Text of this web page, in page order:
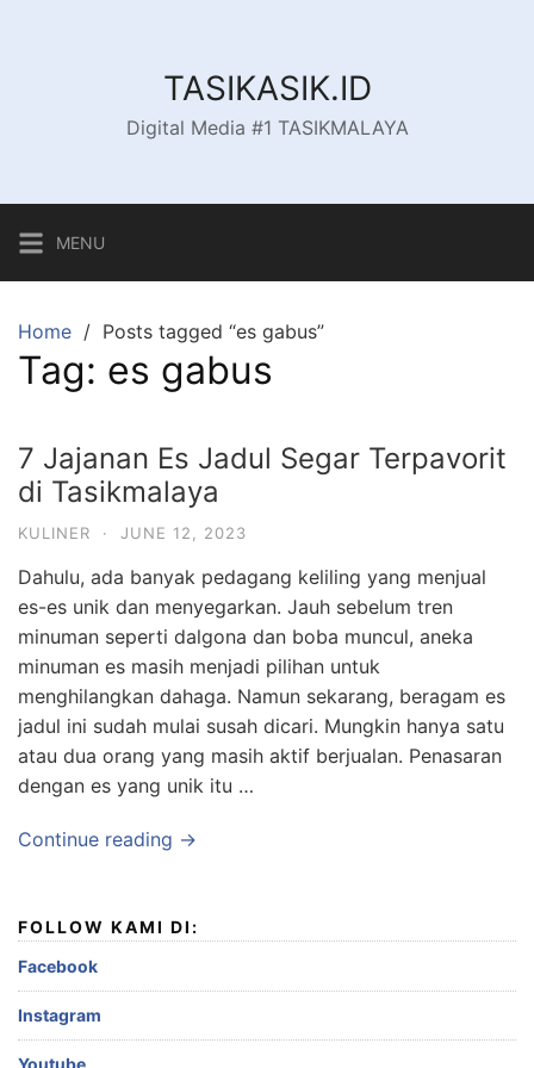
TASIKASIK.ID
Digital Media #1 TASIKMALAYA
MENU
Home Posts tagged “es gabus”
Tag: es gabus
7 Jajanan Es Jadul Segar Terpavorit
di Tasikmalaya
KULINER · JUNE 12, 2023
Dahulu, ada banyak pedagang keliling yang menjual
es-es unik dan menyegarkan. Jauh sebelum tren
minuman seperti dalgona dan boba muncul, aneka
minuman es masih menjadi pilihan untuk
menghilangkan dahaga. Namun sekarang, beragam es
jadul ini sudah mulai susah dicari. Mungkin hanya satu
atau dua orang yang masih aktif berjualan. Penasaran
dengan es yang unik itu …
Continue reading →
FOLLOW KAMI DI:
Facebook
Instagram
Youtube